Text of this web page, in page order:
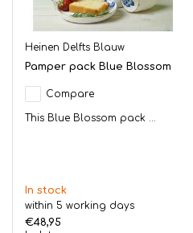
Heinen Delfts Blauw
Pamper pack Blue Blossom
Compare
This Blue Blossom pack ...
In stock
within 5 working days
€48,95